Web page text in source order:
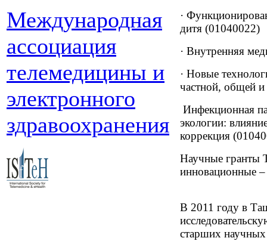
Международная
ассоциация
телемедицины и
электронного
здравоохранения
·
дитя (01040022)
· Внутренняя
· Новые
частной, общей
Инфекционная
экологии:
коррекция
Научные гранты
инновационные
В 2011 году в
старших научных